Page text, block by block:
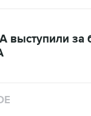
выступили за